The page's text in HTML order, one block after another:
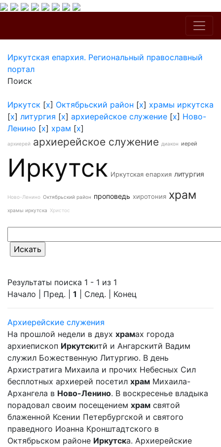
Иркутская епархия. Региональный православный
портал
Поиск
Иркутск [x] Октябрьский район [x] храмы иркутска
[x] литургия [x] архиерейское служение [x] Ново-
Ленино [x] храм [x]
архиерей архиерейское служение диакон иерей
Иркутск Иркутская епархия литургия
Ново-Ленино Октябрьский район проповедь хиротония храм
храмы иркутска Христос
Результаты поиска 1 - 1 из 1
Начало | Пред. | 1 | След. | Конец
Архиерейские служения
На прошлой недели в двух храмах города
архиепископ Иркутскитй и Ангарскитй Вадим
служил Божественную Литургию. В день
Архистратига Михаила и прочих Небесных Сил
бесплотных архиерей посетил храм Михаила-
Архангела в Ново-Ленино. В воскресенье владыка
порадовал своим посещением храм святой
блаженной Ксении Петербургской и святого
праведного Иоанна Кронштадтского в
Октябрьском районе Иркутска. Архиерейские